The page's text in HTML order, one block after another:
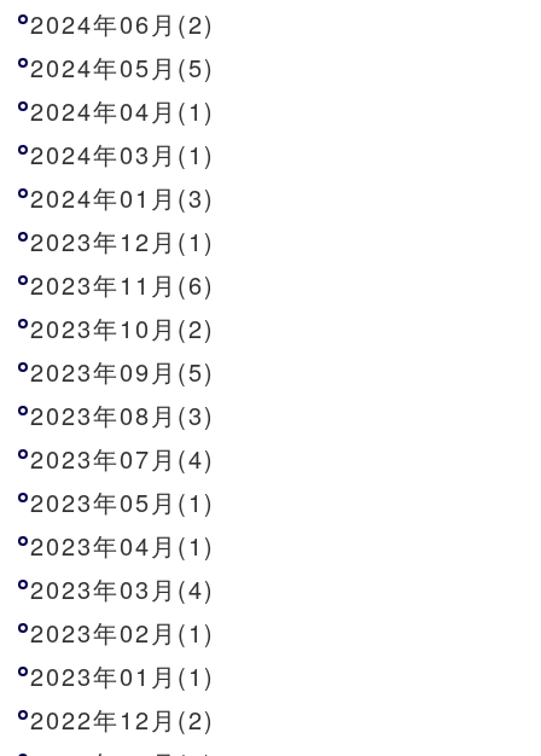
2024年06月(2)
2024年05月(5)
2024年04月(1)
2024年03月(1)
2024年01月(3)
2023年12月(1)
2023年11月(6)
2023年10月(2)
2023年09月(5)
2023年08月(3)
2023年07月(4)
2023年05月(1)
2023年04月(1)
2023年03月(4)
2023年02月(1)
2023年01月(1)
2022年12月(2)